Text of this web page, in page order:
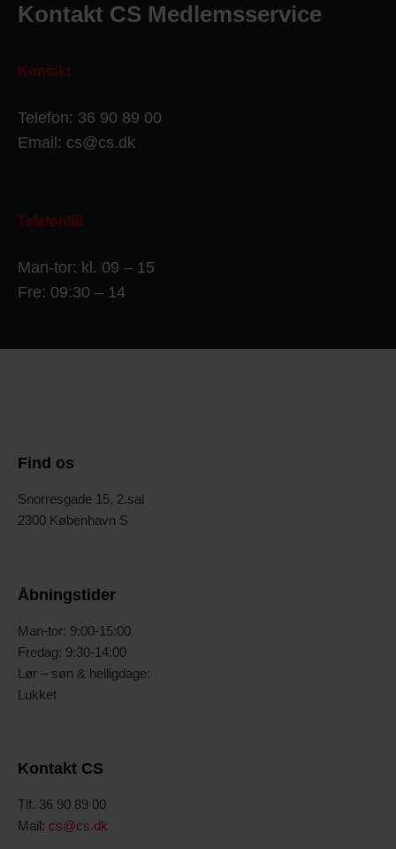
Kontakt CS Medlemsservice
Kontakt
Telefon: 36 90 89 00
Email: cs@cs.dk
Telefontid
Man-tor: kl. 09 – 15
Fre: 09:30 – 14
Find os
Snorresgade 15, 2.sal
2300 København S
Åbningstider
Man-tor: 9:00-15:00
Fredag: 9:30-14:00
Lør – søn & helligdage:
Lukket
Kontakt CS
Tlf. 36 90 89 00
Mail: cs@cs.dk